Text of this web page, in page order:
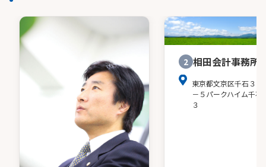
2 相田会計事務所
東京都文京区千石３－
－５パークハイム千石
３